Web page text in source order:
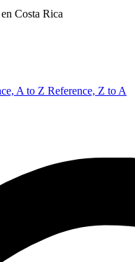
Costa Rica
A to Z Reference, Z to A